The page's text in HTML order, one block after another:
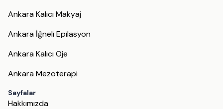
Ankara Kalıcı Makyaj
Ankara İğneli Epilasyon
Ankara Kalıcı Oje
Ankara Mezoterapi
Sayfalar
Hakkımızda